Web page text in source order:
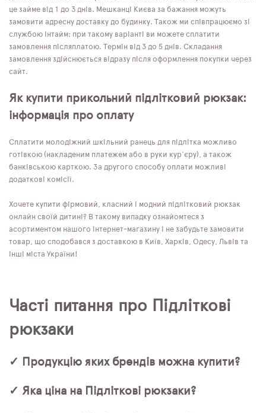
це займе від 1 до 3 днів. Мешканці Києва за бажання можуть
замовити адресну доставку до будинку. Також ми співпрацюємо зі
службою Інтайм: при такому варіанті ви можете сплатити
замовлення післяплатою. Термін від 3 до 5 днів. Складання
замовлення здійснюється відразу після оформлення покупки через
сайт.
Як купити прикольний підлітковий рюкзак:
інформація про оплату
Сплатити молодіжний шкільний ранець для підлітка можливо
готівкою (накладеним платежем або в руки кур'єру), а також
банківською карткою. За другого способу оплати можливі
додаткові комісії.
Хочете купити фірмовий, класний і модний підлітковий рюкзак
онлайн своїй дитині? В такому випадку ознайомтеся з
асортиментом нашого інтернет-магазину і не забудьте замовити
товар, що сподобався з доставкою в Київ, Харків, Одесу, Львів та
інші міста України!
Часті питання про Підліткові
рюкзаки
✓ Продукцію яких брендів можна купити?
✓ Яка ціна на Підліткові рюкзаки?